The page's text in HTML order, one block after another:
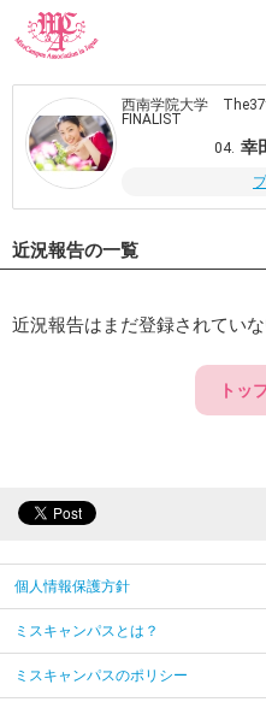
西南学院大学
FINALIST
04. 幸
近況報告の一覧
近況報告はまだ登録されていな
トッ
個人情報保護方針
ミスキャンパスとは？
ミスキャンパスのポリシー